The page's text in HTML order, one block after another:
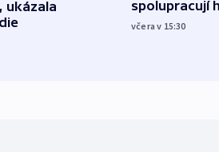
ukázala
spolupracují
včera v 15:30